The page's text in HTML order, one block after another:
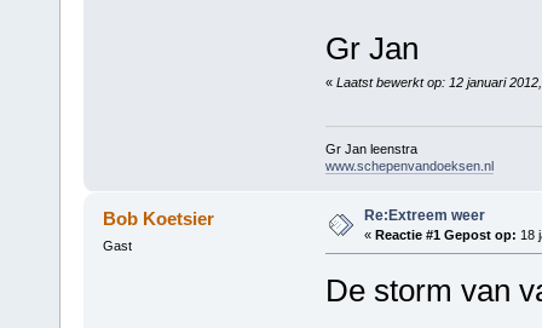
Gr Jan
« Laatst bewerkt op: 12 januari
Gr Jan leenstra
www.schepenvandoeksen.nl
Bob Koetsier
Gast
Re:Extreem weer
« Reactie #1 Gepost op: 18
De storm van